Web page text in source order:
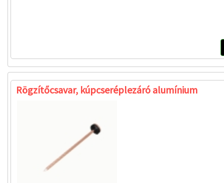
Rögzítőcsavar, kúpcseréplezáró alumínium